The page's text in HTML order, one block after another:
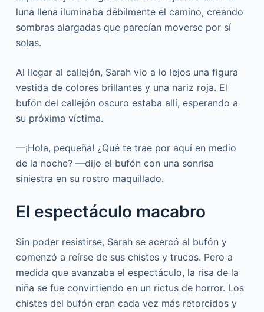
luna llena iluminaba débilmente el camino, creando
sombras alargadas que parecían moverse por sí
solas.
Al llegar al callejón, Sarah vio a lo lejos una figura
vestida de colores brillantes y una nariz roja. El
bufón del callejón oscuro estaba allí, esperando a
su próxima víctima.
—¡Hola, pequeña! ¿Qué te trae por aquí en medio
de la noche? —dijo el bufón con una sonrisa
siniestra en su rostro maquillado.
El espectáculo macabro
Sin poder resistirse, Sarah se acercó al bufón y
comenzó a reírse de sus chistes y trucos. Pero a
medida que avanzaba el espectáculo, la risa de la
niña se fue convirtiendo en un rictus de horror. Los
chistes del bufón eran cada vez más retorcidos y